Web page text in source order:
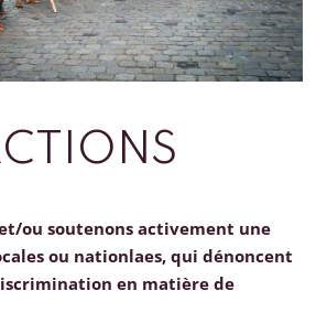
ou soutenons activement une
ou nationlaes, qui dénoncent
en matière de